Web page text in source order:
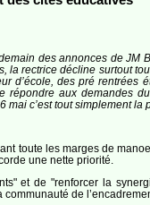
des annonces de
rectrice décline surtout
d’école, des pré rentrées
répondre aux demandes
c’est tout simplement
toute les marges de
une nette priorité.
et de "renforcer la
de